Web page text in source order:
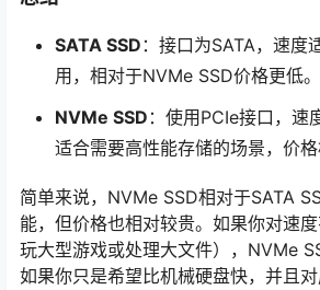
SATA SSD ：接口为SATA，速度
用，相对于NVMe SSD价格更低。
NVMe SSD ：使用PCIe接口，速
适合需要高性能存储的场景，价格
简单来说，NVMe SSD相对于SATA
能，但价格也相对较贵。如果你对速
玩大型游戏或处理大文件），NVMe
如果你只是希望比机械硬盘快，并且